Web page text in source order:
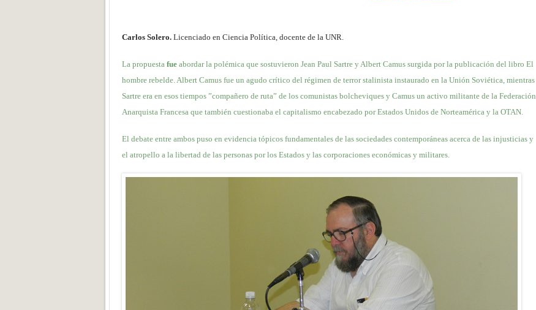
Carlos Solero. Licenciado en Ciencia Política, docente de la UNR.
La propuesta fue abordar la polémica que sostuvieron Jean Paul Sartre y Albert Camus surgida por la publicación del libro El
hombre rebelde. Albert Camus fue un agudo crítico del régimen de terror stalinista instaurado en la Unión Soviética, mientras
Sartre era en esos tiempos ”compañero de ruta” de los comunistas bolcheviques y Camus un activo militante de la Federación
Anarquista Francesa que también cuestionaba el capitalismo encabezado por Estados Unidos de Norteamérica y la OTAN.
El debate entre ambos puso en evidencia tópicos fundamentales de las sociedades contemporáneas acerca de las injusticias y
el atropello a la libertad de las personas por los Estados y las corporaciones económicas y militares.